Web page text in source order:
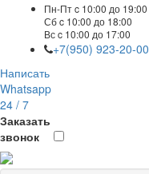
Пн-Пт c 10:00 до 19:00
Сб c 10:00 до 18:00
Вс c 10:00 до 17:00
+7(950) 923-20-00
Написать
Whatsapp
24 / 7
Заказать
звонок